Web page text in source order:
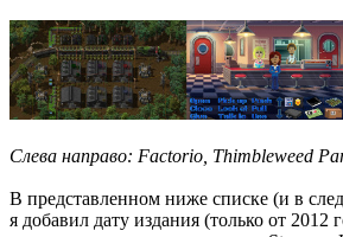
Слева направо: Factorio, Thimbleweed
В представленном ниже списке (и в
я добавил дату издания (только от 2012